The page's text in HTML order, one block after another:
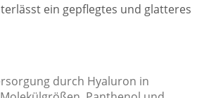
ein gepflegtes und glatteres
durch Hyaluron in